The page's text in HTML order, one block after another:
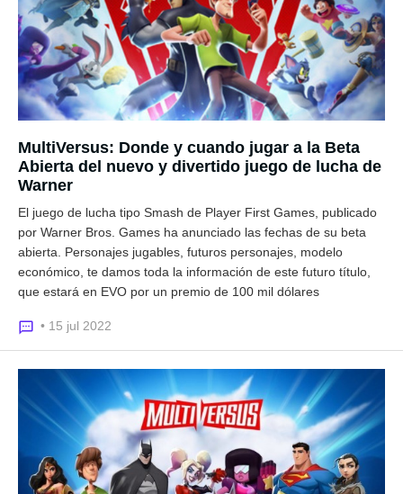
MultiVersus: Donde y cuando jugar a la Beta
Abierta del nuevo y divertido juego de lucha de
Warner
El juego de lucha tipo Smash de Player First Games, publicado
por Warner Bros. Games ha anunciado las fechas de su beta
abierta. Personajes jugables, futuros personajes, modelo
económico, te damos toda la información de este futuro título,
que estará en EVO por un premio de 100 mil dólares
• 15 jul 2022